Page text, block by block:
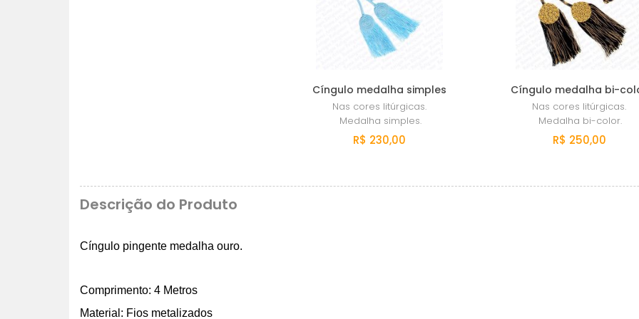
Cíngulo medalha simples
Nas cores litúrgicas.
Medalha simples.
R$ 230,00
Cíngulo medalha bi-
Nas cores litúrgicas.
Medalha bi-color.
R$ 250,00
Descrição do Produto
Cíngulo pingente medalha ouro.
Comprimento: 4 Metros
Material: Fios metalizados